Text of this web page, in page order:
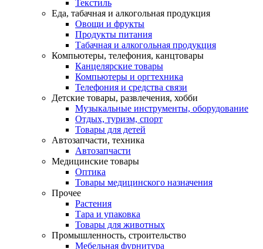
Текстиль
Еда, табачная и алкогольная продукция
Овощи и фрукты
Продукты питания
Табачная и алкогольная продукция
Компьютеры, телефония, канцтовары
Канцелярские товары
Компьютеры и оргтехника
Телефония и средства связи
Детские товары, развлечения, хобби
Музыкальные инструменты, оборудование
Отдых, туризм, спорт
Товары для детей
Автозапчасти, техника
Автозапчасти
Медицинские товары
Оптика
Товары медицинского назначения
Прочее
Растения
Тара и упаковка
Товары для животных
Промышленность, строительство
Мебельная фурнитура